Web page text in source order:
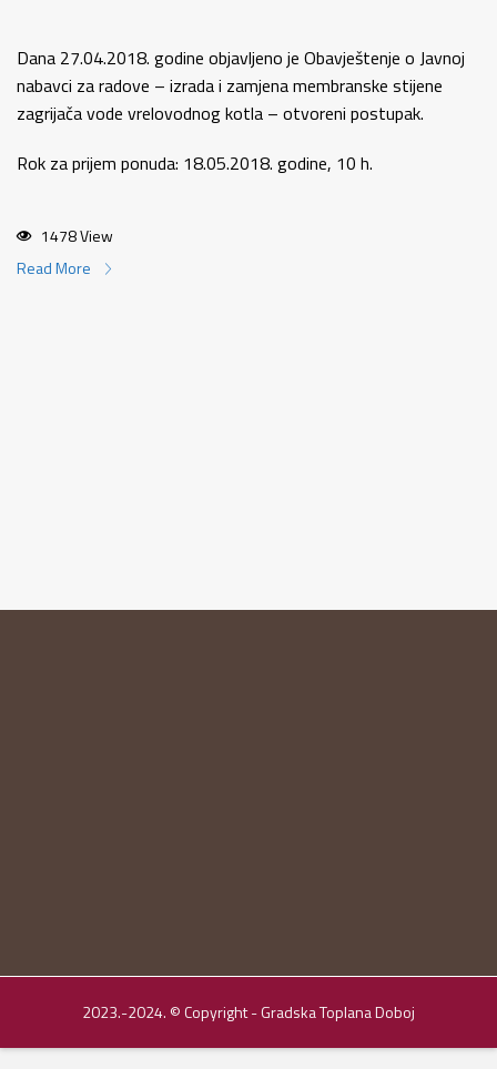
Dana 27.04.2018. godine objavljeno je Obavještenje o Javnoj
nabavci za radove – izrada i zamjena membranske stijene
zagrijača vode vrelovodnog kotla – otvoreni postupak.
Rok za prijem ponuda: 18.05.2018. godine, 10 h.
1478 View
Read More
2023.-2024. © Copyright - Gradska Toplana Doboj